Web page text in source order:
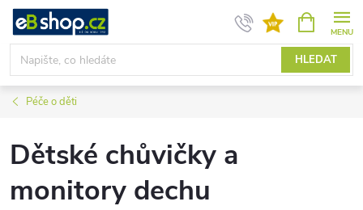
Přejít
obsah
HLEDAT
NÁKUPNÍ
KOŠÍK
Péče o děti
Dětské chůvičky a
monitory dechu